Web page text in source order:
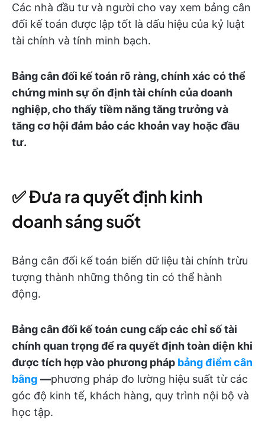
Các nhà đầu tư và người cho vay xem bảng cân
đối kế toán được lập tốt là dấu hiệu của kỷ luật
tài chính và tính minh bạch.
Bảng cân đối kế toán rõ ràng, chính xác có thể
chứng minh sự ổn định tài chính của doanh
nghiệp, cho thấy tiềm năng tăng trưởng và
tăng cơ hội đảm bảo các khoản vay hoặc đầu
tư.
✅ Đưa ra quyết định kinh
doanh sáng suốt
Bảng cân đối kế toán biến dữ liệu tài chính trừu
tượng thành những thông tin có thể hành
động.
Bảng cân đối kế toán cung cấp các chỉ số tài
chính quan trọng để ra quyết định toàn diện khi
được tích hợp vào phương pháp bảng điểm cân
bằng —phương pháp đo lường hiệu suất từ các
góc độ kinh tế, khách hàng, quy trình nội bộ và
học tập.